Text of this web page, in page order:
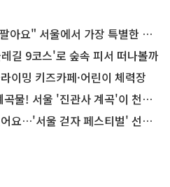
울에서 가장 특별한 편의점의 정체
길 9코스'로 숲속 피서 떠나볼까
이밍 키즈카페·어린이 체력장
! 서울 '진관사 계곡'이 천국이네~
서울 걷자 페스티벌' 선착순 5천명